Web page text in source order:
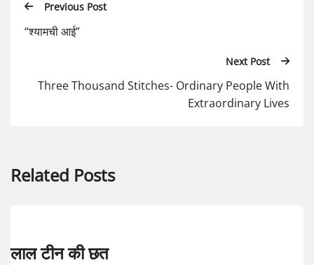
Previous Post
“श्यामची आई”
Next Post
Three Thousand Stitches- Ordinary People With
Extraordinary Lives
Related Posts
लाल टीन की छत